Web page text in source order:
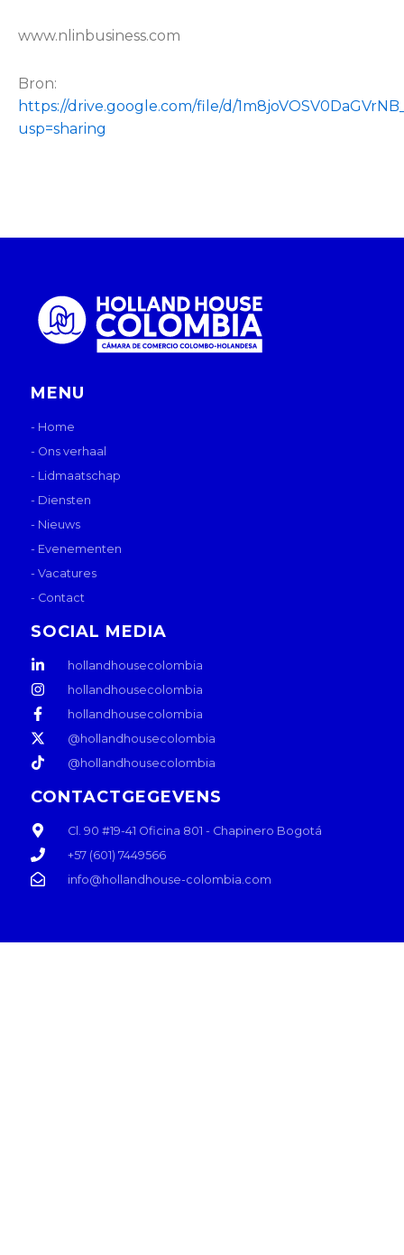
www.nlinbusiness.com
Bron:
https://drive.google.com/file/d/
usp=sharing
CONTACTGEGEVENS
Cl. 90 #19-41 Oficina 801 - Chapinero Bogotá
+57 (601) 7449566
info@hollandhouse-colombia.com
SOCIAL MEDIA
hollandhousecolombia
hollandhousecolombia
hollandhousecolombia
@hollandhousecolombia
@hollandhousecolombia
MENU
- Home
- Ons verhaal
- Lidmaatschap
- Diensten
- Nieuws
- Evenementen
- Vacatures
- Contact